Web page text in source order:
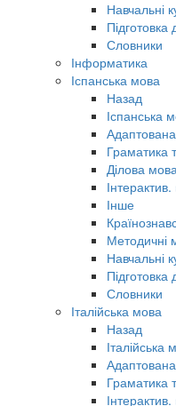
Навчальні
Підготовка
Словники
Інформатика
Іспанська мова
Назад
Іспанська
Граматика
Ділова
Інтерактив.
Інше
Методичні
Навчальні
Підготовка
Словники
Італійська мова
Назад
Італійська
Граматика
Інтерактив.